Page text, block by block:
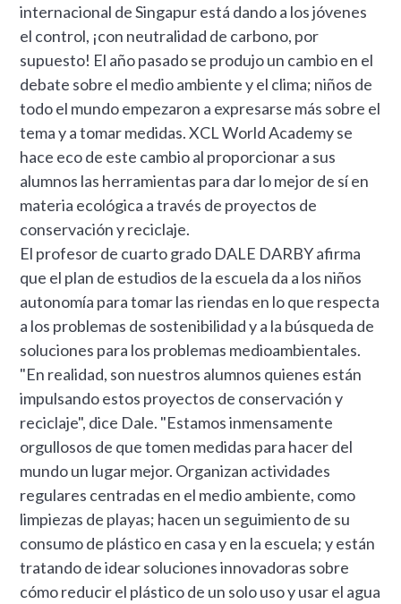
internacional de Singapur está dando a los jóvenes
el control, ¡con neutralidad de carbono, por
supuesto! El año pasado se produjo un cambio en el
debate sobre el medio ambiente y el clima; niños de
todo el mundo empezaron a expresarse más sobre el
tema y a tomar medidas. XCL World Academy se
hace eco de este cambio al proporcionar a sus
alumnos las herramientas para dar lo mejor de sí en
materia ecológica a través de proyectos de
conservación y reciclaje.
El profesor de cuarto grado DALE DARBY afirma
que el plan de estudios de la escuela da a los niños
autonomía para tomar las riendas en lo que respecta
a los problemas de sostenibilidad y a la búsqueda de
soluciones para los problemas medioambientales.
"En realidad, son nuestros alumnos quienes están
impulsando estos proyectos de conservación y
reciclaje", dice Dale. "Estamos inmensamente
orgullosos de que tomen medidas para hacer del
mundo un lugar mejor. Organizan actividades
regulares centradas en el medio ambiente, como
limpiezas de playas; hacen un seguimiento de su
consumo de plástico en casa y en la escuela; y están
tratando de idear soluciones innovadoras sobre
cómo reducir el plástico de un solo uso y usar el agua